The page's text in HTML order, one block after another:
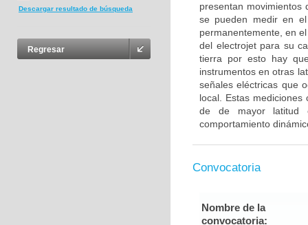
Descargar resultado de búsqueda
Regresar
presentan movimientos
se pueden medir en
permanentemente, en
del electrojet para su
tierra por esto hay
instrumentos en otras
señales eléctricas que
local. Estas
de de mayor latitud
comportamiento
Convocatoria
Nombre de la
convocatoria: